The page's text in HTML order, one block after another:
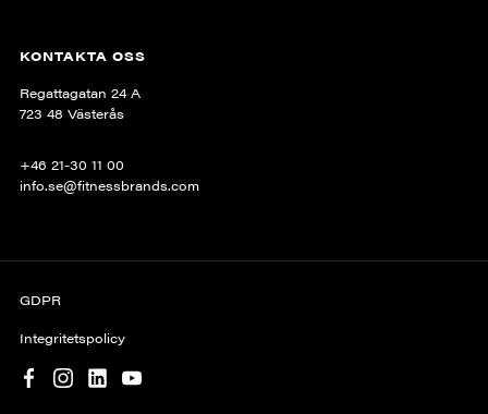
KONTAKTA OSS
Regattagatan 24 A
723 48 Västerås
+46 21-30 11 00
info.se@fitnessbrands.com
GDPR
Integritetspolicy